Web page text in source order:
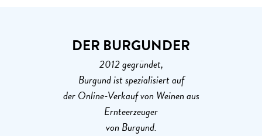
DER BURGUNDER
2012 gegründet,
Burgund ist spezialisiert auf
der Online-Verkauf von Weinen aus
Ernteerzeuger
von Burgund.